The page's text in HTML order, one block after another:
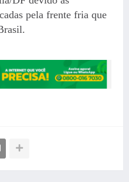
pela frente fria que